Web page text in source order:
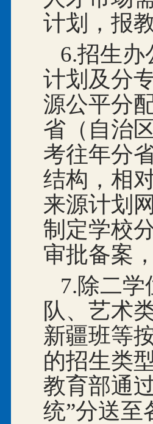
计划，报
6.招生
计划及分
源公平分
省（自治
考往年分
结构，相
来源计划
制定学校
审批备案
7.除二
队、艺术
新疆班等
的招生类
教育部通
统”分送至